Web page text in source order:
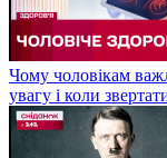
Чому чоловікам
увагу і коли